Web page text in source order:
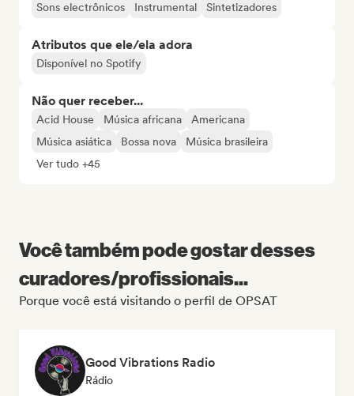
Sons electrônicos Instrumental Sintetizadores
Atributos que ele/ela adora
Disponível no Spotify
Não quer receber...
Acid House Música africana
Americana
Música asiática
Bossa nova
Música brasileira
Ver tudo +45
Você também pode gostar desses
curadores/profissionais...
Porque você está visitando o perfil de OPSAT
Good Vibrations Radio
Rádio